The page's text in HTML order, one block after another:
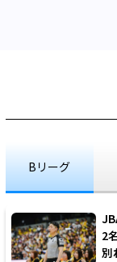
Bリーグ
2
別